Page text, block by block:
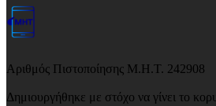
Αριθμός Πιστοποίησης Μ.Η.Τ. 242908
Δημιουργήθηκε με στόχο να γίνει το